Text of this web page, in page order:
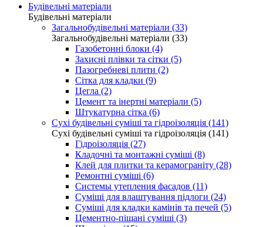
Будівельні матеріали
Будівельні матеріали
Загальнобудівельні матеріали (33)
Загальнобудівельні матеріали (33)
Газобетонні блоки (4)
Захисні плівки та сітки (5)
Пазогребневі плити (2)
Сітка для кладки (9)
Цегла (2)
Цемент та інертні матеріали (5)
Штукатурна сітка (6)
Сухі будівельні суміші та гідроізоляція (141)
Сухі будівельні суміші та гідроізоляція (141)
Гідроізоляція (27)
Кладочні та монтажні суміші (8)
Клей для плитки та керамограніту (28)
Ремонтні суміші (6)
Системы утепления фасадов (11)
Суміші для влаштування підлоги (24)
Суміші для кладки камінів та печей (5)
Цементно-піщані суміші (3)